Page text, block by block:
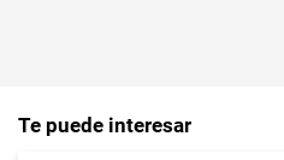
Te puede interesar